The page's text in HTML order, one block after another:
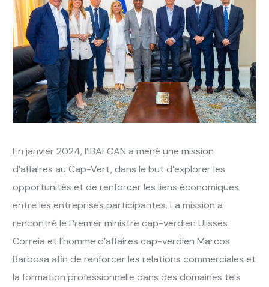
En janvier 2024, l’IBAFCAN a mené une mission
d’affaires au Cap-Vert, dans le but d’explorer les
opportunités et de renforcer les liens économiques
entre les entreprises participantes. La mission a
rencontré le Premier ministre cap-verdien Ulisses
Correia et l’homme d’affaires cap-verdien Marcos
Barbosa afin de renforcer les relations commerciales et
la formation professionnelle dans des domaines tels